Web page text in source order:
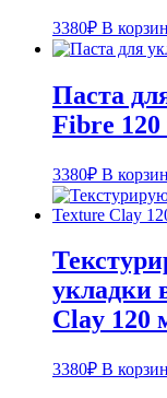
3380₽ В
Паста
Fibre
3380₽ В
укладки
Clay 120
3380₽ В